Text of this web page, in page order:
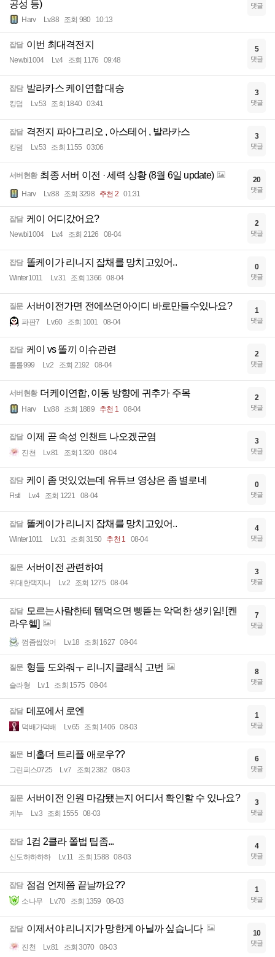
공성 등)
Harv Lv.88 조회 980 10:13
댓글
잡담 이번 최대격전지
Newbi1004 Lv.4 조회 1176 09:48
5
댓글
잡담 발라카스 케이연합 대승
킹덤 Lv.53 조회 1840 03:41
3
댓글
잡담 격전지 파아그리오 , 아스테어 , 발라카스
킹덤 Lv.53 조회 1155 03:06
3
댓글
서버현황 최종 서버 이전 · 세력 상황 (8월 6일 update)
Harv Lv.88 조회 3298 추천 2 01:31
20
댓글
잡담 케이 어디갔어요?
Newbi1004 Lv.4 조회 2126 08-04
2
댓글
잡담 똘케이가 리니지 잡채를 망치고있어..
Winter1011 Lv.31 조회 1366 08-04
0
댓글
질문 서버이전가면 전에쓰던아이디 바로만들수있나요?
파판7 Lv.60 조회 1001 08-04
1
댓글
잡담 케이 vs 똘끼 이슈관련
롤롤999 Lv.2 조회 2192 08-04
2
댓글
서버현황 더케이연합, 이동 방향에 귀추가 주목
Harv Lv.88 조회 1889 추천 1 08-04
2
댓글
잡담 이제 곧 속성 인챈트 나오겠군염
진천 Lv.81 조회 1320 08-04
3
댓글
잡담 케이 좀 멋있었는데 유튜브 영상은 좀 별로네
Flstl Lv.4 조회 1221 08-04
0
댓글
잡담 똘케이가 리니지 잡채를 망치고있어..
Winter1011 Lv.31 조회 3150 추천 1 08-04
4
댓글
질문 서버이전 관련하여
위대한택지니 Lv.2 조회 1275 08-04
3
댓글
잡담
모르는사람한테 템먹으면 삥뜯는 악덕한 생키임! [켄
라우헬]
껌좀씹었어 Lv.18 조회 1627 08-04
7
댓글
질문 형들 도와줘ㅜ 리니지클래식 고번
슬라형 Lv.1 조회 1575 08-04
8
댓글
잡담 데포에서 로엔
덕배가덕배 Lv.65 조회 1406 08-03
1
댓글
질문 비홀더 트리플 애로우??
그린피스0725 Lv.7 조회 2382 08-03
6
댓글
질문 서버이전 인원 마감됐는지 어디서 확인할 수 있나요?
케누 Lv.3 조회 1555 08-03
3
댓글
잡담 1컴 2클라 쫄법 팁좀...
신도하하하하 Lv.11 조회 1588 08-03
4
댓글
잡담 점검 언제쯤 끝날까요??
소나무 Lv.70 조회 1359 08-03
1
댓글
잡담 이제서야 리니지가 망한게 아닐까 싶습니다
진천 Lv.81 조회 3070 08-03
10
댓글